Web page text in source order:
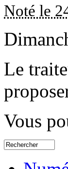
Noté le
Le
Vous